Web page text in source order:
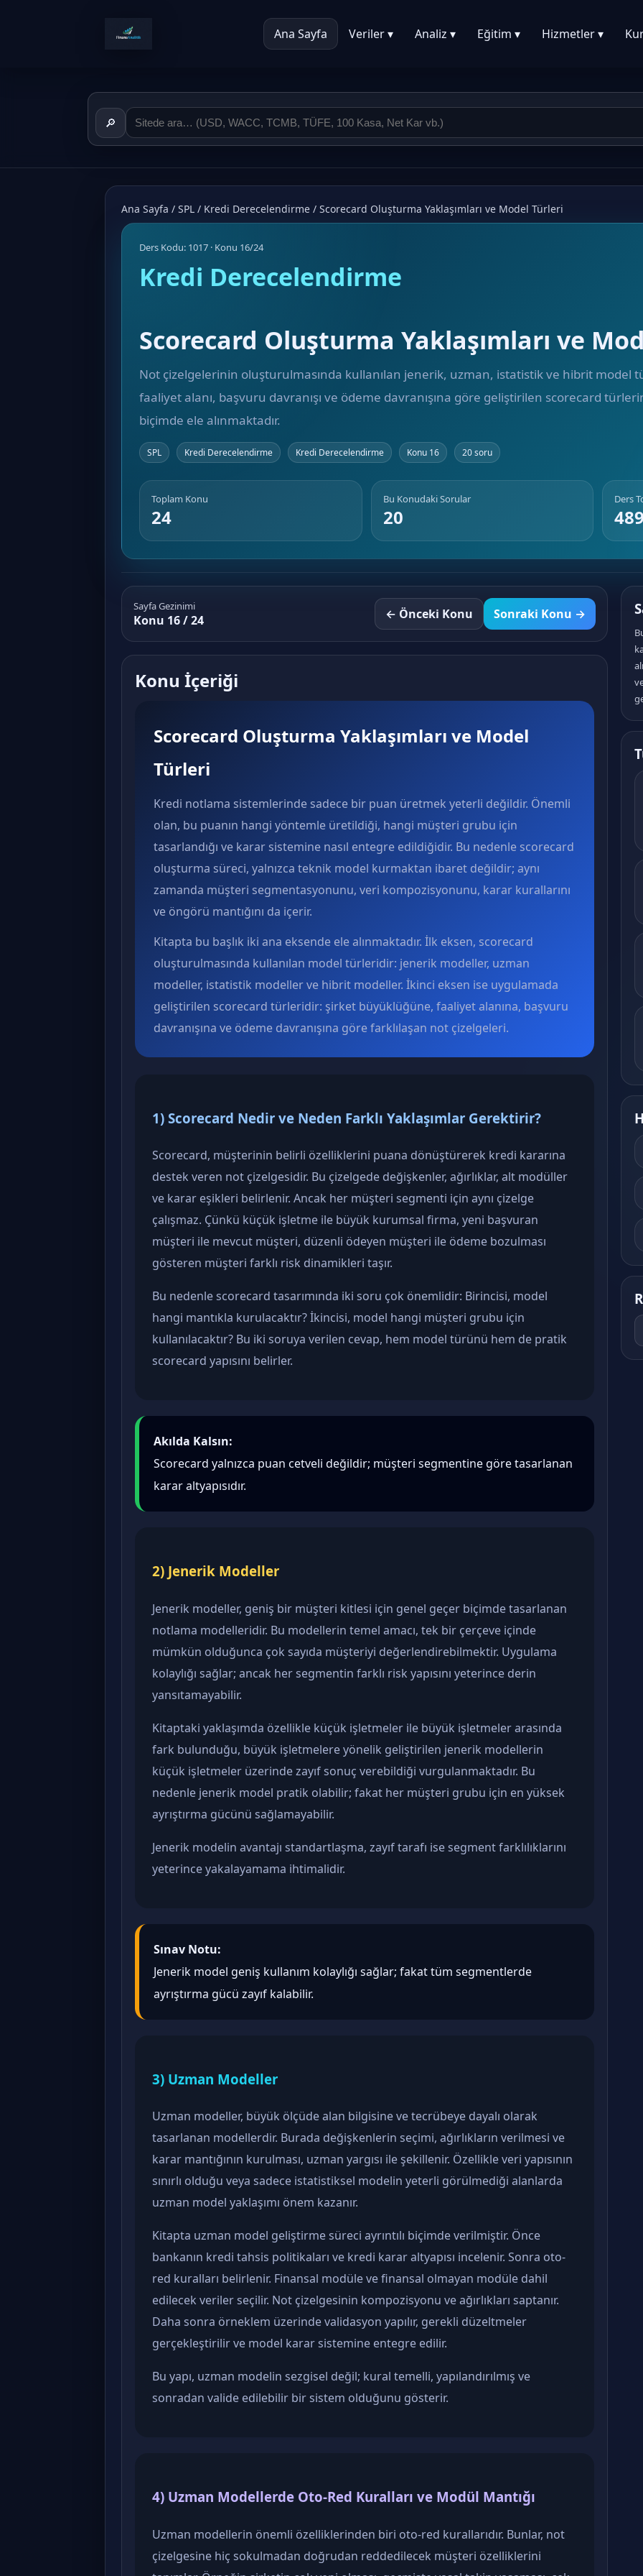
Ana Sayfa Veriler ▾ Analiz ▾ Eğitim ▾ Hizmetler ▾
🔎
Ana Sayfa / SPL / Kredi Derecelendirme / Scorecard Oluşturma Yaklaşımları ve Model Türleri
Ders Kodu: 1017 · Konu 16/24
Kredi Derecelendirme
Scorecard Oluşturma Yaklaşımları ve
Not çizelgelerinin oluşturulmasında kullanılan jenerik, uzman, istatistik ve hibrit model
faaliyet alanı, başvuru davranışı ve ödeme davranışına göre geliştirilen scorecard
biçimde ele alınmaktadır.
SPL Kredi Derecelendirme Kredi Derecelendirme Konu 16 20 soru
Toplam Konu
24
Bu Konudaki Sorular
20
Ders
489
Sayfa Gezinimi
Konu 16 / 24 ← Önceki Konu Sonraki Konu →
Konu İçeriği
Scorecard Oluşturma Yaklaşımları ve Model
Türleri
Kredi notlama sistemlerinde sadece bir puan üretmek yeterli değildir. Önemli
olan, bu puanın hangi yöntemle üretildiği, hangi müşteri grubu için
tasarlandığı ve karar sistemine nasıl entegre edildiğidir. Bu nedenle scorecard
oluşturma süreci, yalnızca teknik model kurmaktan ibaret değildir; aynı
zamanda müşteri segmentasyonunu, veri kompozisyonunu, karar kurallarını
ve öngörü mantığını da içerir.
Kitapta bu başlık iki ana eksende ele alınmaktadır. İlk eksen, scorecard
oluşturulmasında kullanılan model türleridir: jenerik modeller, uzman
modeller, istatistik modeller ve hibrit modeller. İkinci eksen ise uygulamada
geliştirilen scorecard türleridir: şirket büyüklüğüne, faaliyet alanına, başvuru
davranışına ve ödeme davranışına göre farklılaşan not çizelgeleri.
1) Scorecard Nedir ve Neden Farklı Yaklaşımlar Gerektirir?
Scorecard, müşterinin belirli özelliklerini puana dönüştürerek kredi kararına
destek veren not çizelgesidir. Bu çizelgede değişkenler, ağırlıklar, alt modüller
ve karar eşikleri belirlenir. Ancak her müşteri segmenti için aynı çizelge
çalışmaz. Çünkü küçük işletme ile büyük kurumsal firma, yeni başvuran
müşteri ile mevcut müşteri, düzenli ödeyen müşteri ile ödeme bozulması
gösteren müşteri farklı risk dinamikleri taşır.
Bu nedenle scorecard tasarımında iki soru çok önemlidir: Birincisi, model
hangi mantıkla kurulacaktır? İkincisi, model hangi müşteri grubu için
kullanılacaktır? Bu iki soruya verilen cevap, hem model türünü hem de pratik
scorecard yapısını belirler.
Akılda Kalsın:
Scorecard yalnızca puan cetveli değildir; müşteri segmentine göre tasarlanan
karar altyapısıdır.
2) Jenerik Modeller
Jenerik modeller, geniş bir müşteri kitlesi için genel geçer biçimde tasarlanan
notlama modelleridir. Bu modellerin temel amacı, tek bir çerçeve içinde
mümkün olduğunca çok sayıda müşteriyi değerlendirebilmektir. Uygulama
kolaylığı sağlar; ancak her segmentin farklı risk yapısını yeterince derin
yansıtamayabilir.
Kitaptaki yaklaşımda özellikle küçük işletmeler ile büyük işletmeler arasında
fark bulunduğu, büyük işletmelere yönelik geliştirilen jenerik modellerin
küçük işletmeler üzerinde zayıf sonuç verebildiği vurgulanmaktadır. Bu
nedenle jenerik model pratik olabilir; fakat her müşteri grubu için en yüksek
ayrıştırma gücünü sağlamayabilir.
Jenerik modelin avantajı standartlaşma, zayıf tarafı ise segment farklılıklarını
yeterince yakalayamama ihtimalidir.
Sınav Notu:
Jenerik model geniş kullanım kolaylığı sağlar; fakat tüm segmentlerde
ayrıştırma gücü zayıf kalabilir.
3) Uzman Modeller
Uzman modeller, büyük ölçüde alan bilgisine ve tecrübeye dayalı olarak
tasarlanan modellerdir. Burada değişkenlerin seçimi, ağırlıkların verilmesi ve
karar mantığının kurulması, uzman yargısı ile şekillenir. Özellikle veri yapısının
sınırlı olduğu veya sadece istatistiksel modelin yeterli görülmediği alanlarda
uzman model yaklaşımı önem kazanır.
Kitapta uzman model geliştirme süreci ayrıntılı biçimde verilmiştir. Önce
bankanın kredi tahsis politikaları ve kredi karar altyapısı incelenir. Sonra oto-
red kuralları belirlenir. Finansal modüle ve finansal olmayan modüle dahil
edilecek veriler seçilir. Not çizelgesinin kompozisyonu ve ağırlıkları saptanır.
Daha sonra örneklem üzerinde validasyon yapılır, gerekli düzeltmeler
gerçekleştirilir ve model karar sistemine entegre edilir.
Bu yapı, uzman modelin sezgisel değil; kural temelli, yapılandırılmış ve
sonradan valide edilebilir bir sistem olduğunu gösterir.
4) Uzman Modellerde Oto-Red Kuralları ve Modül Mantığı
Uzman modellerin önemli özelliklerinden biri oto-red kurallarıdır. Bunlar, not
çizelgesine hiç sokulmadan doğrudan reddedilecek müşteri özelliklerini